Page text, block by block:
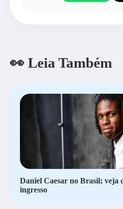
👀 Leia Também
Daniel Caesar no Brasil; veja
ingresso